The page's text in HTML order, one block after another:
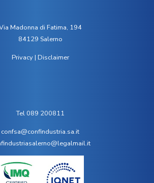
Madonna di Fatima, 194
84129 Salerno
Privacy| Disclaimer
Tel 089 200811
confsa@confindustria.sa.it